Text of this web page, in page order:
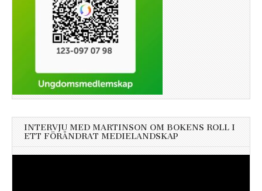
INTERVJU MED MARTINSON OM BOKENS ROLL I
ETT FÖRÄNDRAT MEDIELANDSKAP